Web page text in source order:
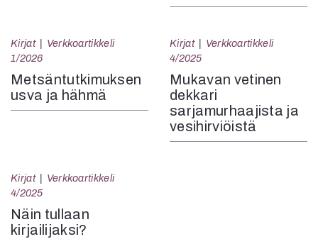
Kirjat
Verkkoartikkeli
1/2026
Metsäntutkimuksen
usva ja hähmä
Kirjat
Verkkoartikkeli
4/2025
Mukavan vetinen
dekkari
sarjamurhaajista ja
vesihirviöistä
Kirjat
Verkkoartikkeli
4/2025
Näin tullaan
kirjailijaksi?